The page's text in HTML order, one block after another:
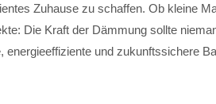
Zuhause zu schaffen. Ob kleine
Die Kraft der Dämmung sollte
energieeffiziente und zukunftssichere